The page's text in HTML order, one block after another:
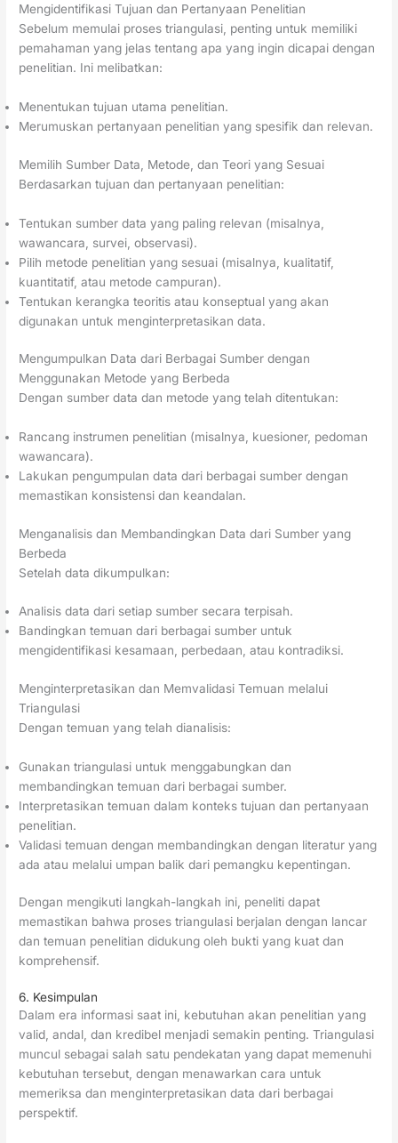
Mengidentifikasi Tujuan dan Pertanyaan Penelitian
Sebelum memulai proses triangulasi, penting untuk memiliki
pemahaman yang jelas tentang apa yang ingin dicapai dengan
penelitian. Ini melibatkan:
Menentukan tujuan utama penelitian.
Merumuskan pertanyaan penelitian yang spesifik dan relevan.
Memilih Sumber Data, Metode, dan Teori yang Sesuai
Berdasarkan tujuan dan pertanyaan penelitian:
Tentukan sumber data yang paling relevan (misalnya,
wawancara, survei, observasi).
Pilih metode penelitian yang sesuai (misalnya, kualitatif,
kuantitatif, atau metode campuran).
Tentukan kerangka teoritis atau konseptual yang akan
digunakan untuk menginterpretasikan data.
Mengumpulkan Data dari Berbagai Sumber dengan
Menggunakan Metode yang Berbeda
Dengan sumber data dan metode yang telah ditentukan:
Rancang instrumen penelitian (misalnya, kuesioner, pedoman
wawancara).
Lakukan pengumpulan data dari berbagai sumber dengan
memastikan konsistensi dan keandalan.
Menganalisis dan Membandingkan Data dari Sumber yang
Berbeda
Setelah data dikumpulkan:
Analisis data dari setiap sumber secara terpisah.
Bandingkan temuan dari berbagai sumber untuk
mengidentifikasi kesamaan, perbedaan, atau kontradiksi.
Menginterpretasikan dan Memvalidasi Temuan melalui
Triangulasi
Dengan temuan yang telah dianalisis:
Gunakan triangulasi untuk menggabungkan dan
membandingkan temuan dari berbagai sumber.
Interpretasikan temuan dalam konteks tujuan dan pertanyaan
penelitian.
Validasi temuan dengan membandingkan dengan literatur yang
ada atau melalui umpan balik dari pemangku kepentingan.
Dengan mengikuti langkah-langkah ini, peneliti dapat
memastikan bahwa proses triangulasi berjalan dengan lancar
dan temuan penelitian didukung oleh bukti yang kuat dan
komprehensif.
6. Kesimpulan
Dalam era informasi saat ini, kebutuhan akan penelitian yang
valid, andal, dan kredibel menjadi semakin penting. Triangulasi
muncul sebagai salah satu pendekatan yang dapat memenuhi
kebutuhan tersebut, dengan menawarkan cara untuk
memeriksa dan menginterpretasikan data dari berbagai
perspektif.